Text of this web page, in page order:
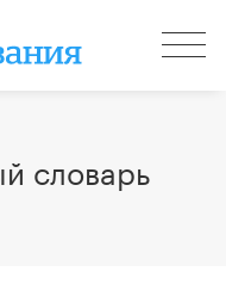
словарь